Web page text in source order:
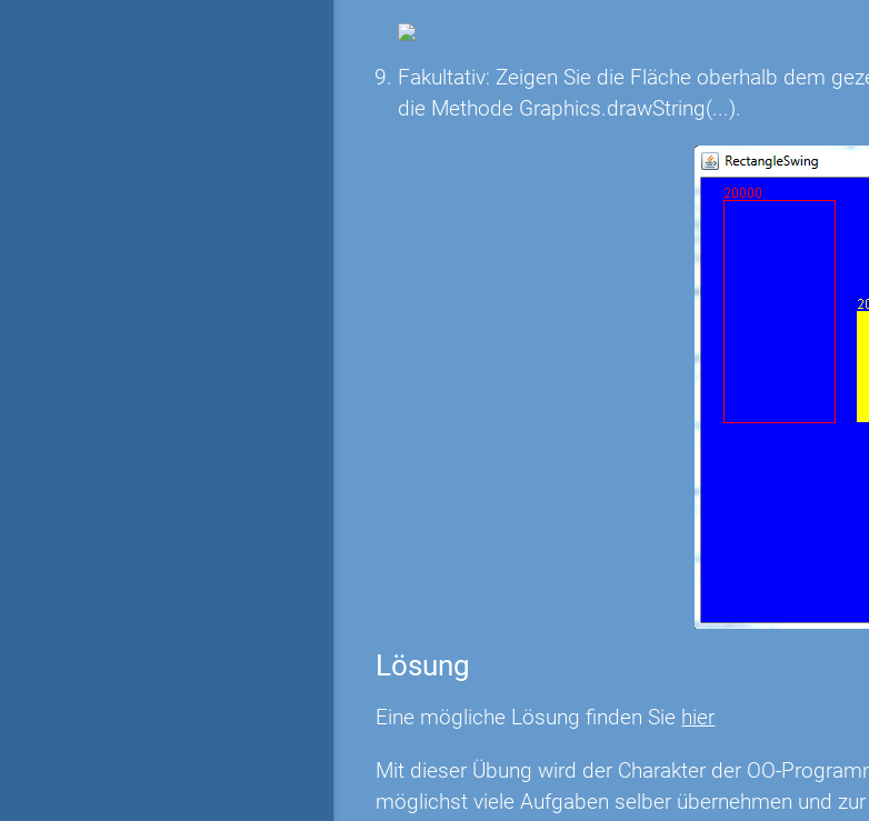
Fakultativ: Zeigen Sie die Fläche oberhalb dem
die Methode Graphics.drawString(...).
Lösung
Eine mögliche Lösung finden Sie hier
Mit dieser Übung wird der Charakter der OO-
möglichst viele Aufgaben selber übernehmen und